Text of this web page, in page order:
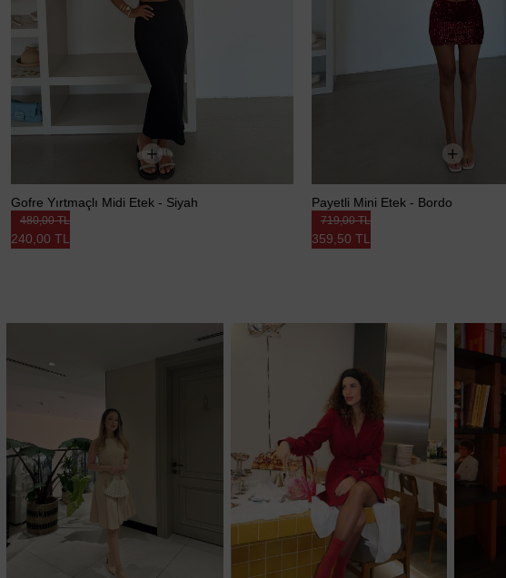
Gofre Yırtmaçlı Midi Etek - Siyah
240,00 TL
480,00 TL
Payetli Mini Etek - Bordo
359,50 TL
719,00 TL